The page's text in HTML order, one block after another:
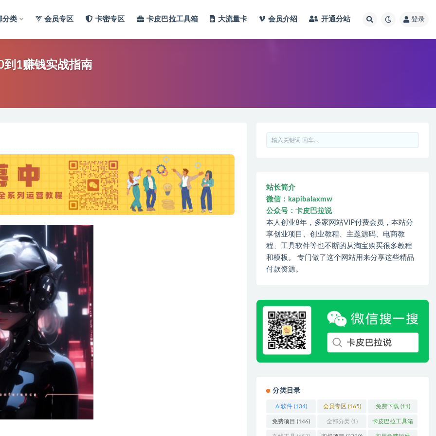
分类 会员专区 卡密专区 卡皮巴拉工具箱 大流量卡 会员介绍 开通分站 登录
到1赚钱实战指南
站长简介
微信：kapibalaxmw
公众号：卡皮巴拉说
本人创业8年，多家网站VIP付费会员，本站分
享创业项目、创业教程、主题源码、电商教
程、工具软件等也不断的从淘宝购买很多教程
和模板。 专门做了这个网站用来分享这些精品
付款资源。
分类目录
Ai软件(134) 会员专区 (165) 免费下载 (11)
免费项目 (146) 全部分类(1) 卡皮巴拉工具箱